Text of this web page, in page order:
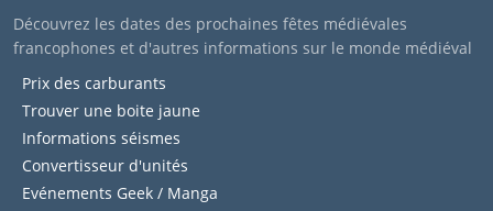
Découvrez les dates des prochaines fêtes médiévales
francophones et d'autres informations sur le monde médiéval
Prix des carburants
Trouver une boite jaune
Informations séismes
Convertisseur d'unités
Evénements Geek / Manga